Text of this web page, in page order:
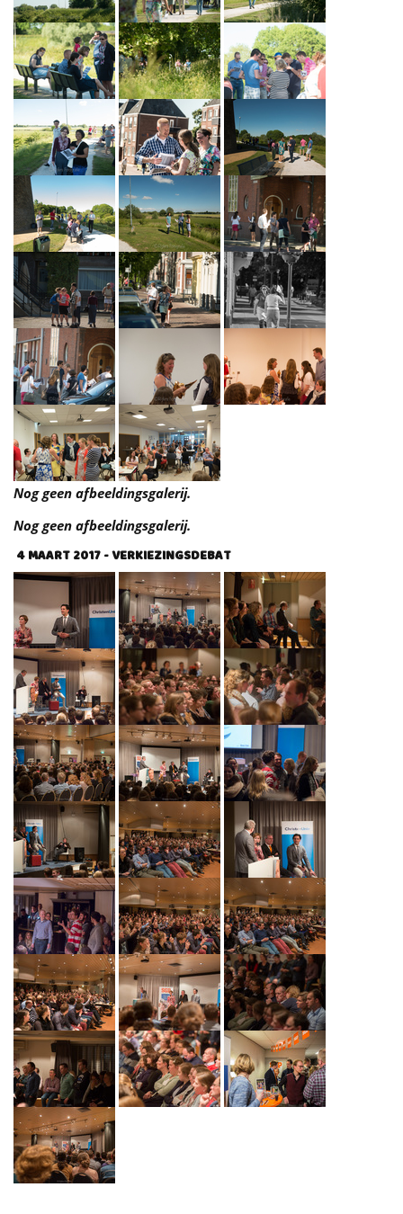
Nog geen afbeeldingsgalerij.
Nog geen afbeeldingsgalerij.
4 MAART 2017 - VERKIEZINGSDEBAT